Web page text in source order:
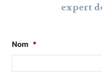
expert
Nom *